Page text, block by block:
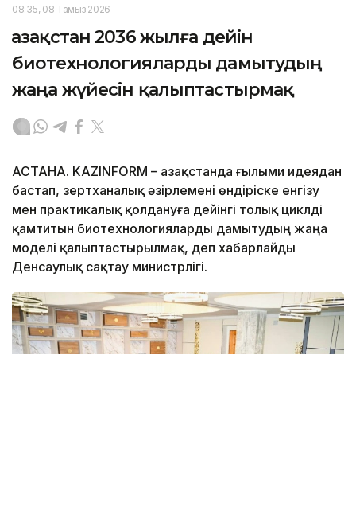
08:35, 08 Тамыз 2026
Қазақстан 2036 жылға дейін
биотехнологияларды дамытудың
жаңа жүйесін қалыптастырмақ
АСТАНА. KAZINFORM – Қазақстанда ғылыми идеядан
бастап, зертханалық әзірлемені өндіріске енгізу
мен практикалық қолдануға дейінгі толық циклді
қамтитын биотехнологияларды дамытудың жаңа
моделі қалыптастырылмақ, деп хабарлайды
Денсаулық сақтау министрлігі.